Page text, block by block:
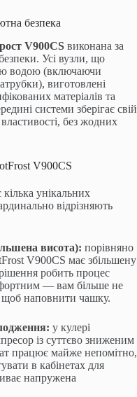
безпека
V900CS виконана за
Усі вузли, що
водою (включаючи
виготовлені
матеріалів та
системи зберігає свій
без жодних
V900CS
кілька унікальних
відрізняють
висота): порівняно
V900CS має збільшену
робить процес
— вам більше не
щоб наповнити чашку.
у кулері
із суттєво зниженим
працює майже непомітно,
в кабінетах для
напружена